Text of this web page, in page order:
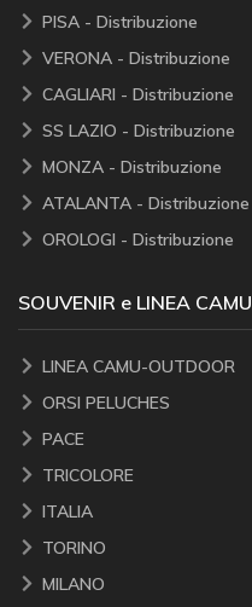
PISA - Distribuzione
VERONA - Distribuzione
CAGLIARI - Distribuzione
SS LAZIO - Distribuzione
MONZA - Distribuzione
ATALANTA - Distribuzione
OROLOGI - Distribuzione
SOUVENIR e LINEA CAMU
LINEA CAMU-OUTDOOR
ORSI PELUCHES
PACE
TRICOLORE
ITALIA
TORINO
MILANO